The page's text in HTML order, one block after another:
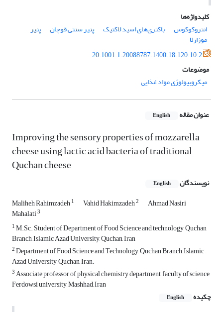
کلیدواژه‌ها
انتروکوکوس
باکتری‌های اسید لاکتیک پنیر سنتی قوچان پنیر
موزارلا
20.1001.1.20088787.1400.18.120.10.2
موضوعات
میکروبیولوژی مواد غذایی
عنوان مقاله English
Improving the sensory properties of mozzarella
cheese using lactic acid bacteria of traditional
Quchan cheese
نویسندگان English
Maliheh Rahimzadeh1 Vahid Hakimzadeh2 Ahmad Nasiri
Mahalati3
1M.Sc. Student of Department of Food Science and technology, Quchan
Branch, Islamic Azad University, Quchan, Iran
2Department of Food Science and Technology, Quchan Branch, Islamic
Azad University, Quchan, Iran.
3Associate professor of physical chemistry department, faculty of science,
Ferdowsi university, Mashhad, Iran
چکیده
English